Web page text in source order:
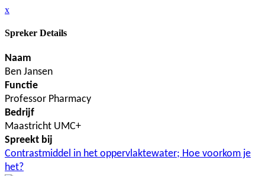
x
Spreker Details
Naam
Ben Jansen
Functie
Professor Pharmacy
Bedrijf
Maastricht UMC+
Spreekt bij
Contrastmiddel in het oppervlaktewater; Hoe voorkom je
het?